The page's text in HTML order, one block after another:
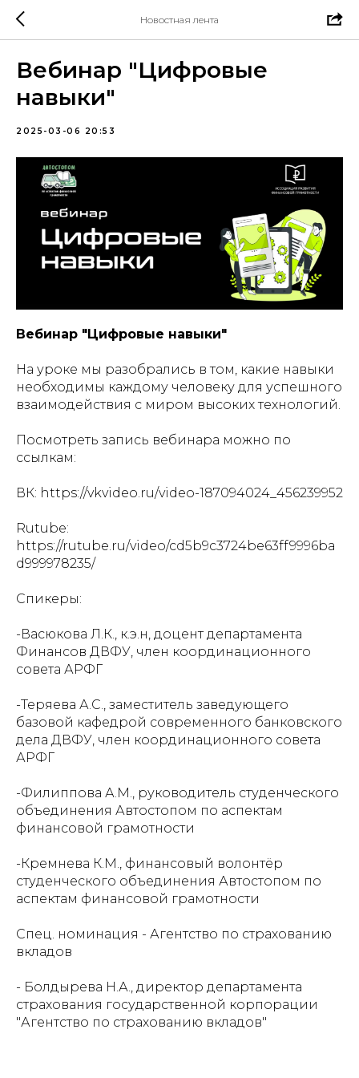
Новостная лента
Вебинар "Цифровые
навыки"
2025-03-06 20:53
Вебинар "Цифровые навыки"
На уроке мы разобрались в том, какие навыки
необходимы каждому человеку для успешного
взаимодействия с миром высоких технологий.
Посмотреть запись вебинара можно по
ссылкам:
ВК: https://vkvideo.ru/video-187094024_456239952
Rutube:
https://rutube.ru/video/cd5b9c3724be63ff9996ba
d999978235/
Спикеры:
-Васюкова Л.К., к.э.н, доцент департамента
Финансов ДВФУ, член координационного
совета АРФГ
-Теряева А.С., заместитель заведующего
базовой кафедрой современного банковского
дела ДВФУ, член координационного совета
АРФГ
-Филиппова А.М., руководитель студенческого
объединения Автостопом по аспектам
финансовой грамотности
-Кремнева К.М., финансовый волонтёр
студенческого объединения Автостопом по
аспектам финансовой грамотности
Спец. номинация - Агентство по страхованию
вкладов
- Болдырева Н.А., директор департамента
страхования государственной корпорации
"Агентство по страхованию вкладов"